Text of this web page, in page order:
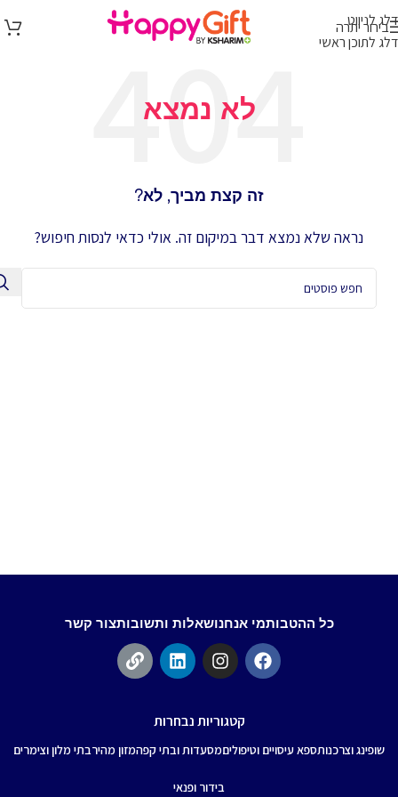
דלג לניווט
דלג לתוכן ראשי
בירור יתרה
לא נמצא
זה קצת מביך, לא?
נראה שלא נמצא דבר במיקום זה. אולי כדאי לנסות חיפוש?
כל ההטבותמי אנחנושאלות ותשובותצור קשר
קטגוריות נבחרות
שופינג וצרכנותספא עיסויים וטיפוליםמסעדות ובתי קפהמזון מהירבתי מלון וצימרים
בידור ופנאי